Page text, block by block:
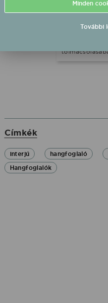
nektek. A
Címkék
interjú hangfoglaló
Hangfoglalók
További